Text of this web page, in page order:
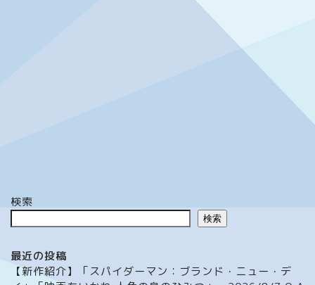
検索
検索
最近の投稿
【新作紹介】「スパイダーマン：ブランド・ニュー・デ